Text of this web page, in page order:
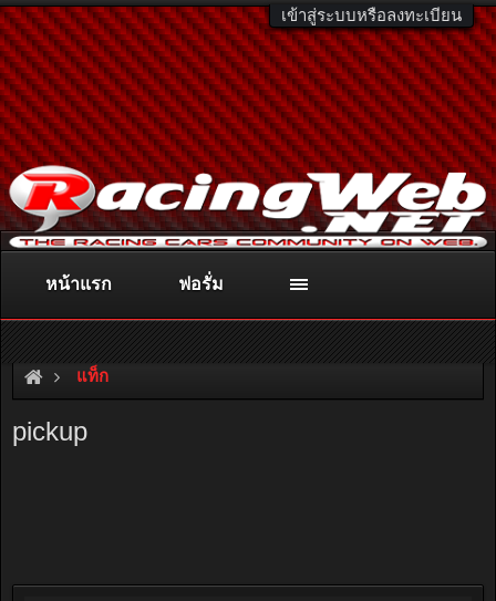
เข้าสู่ระบบหรือลงทะเบียน
ติดต่อลงโฆษณา racingweb@gmail.comหรือโทร. 081-811-1138
หรืออ่านรายละเอียดเพิ่มเติม คลิกที่นี่
แท็ก
pickup
หน้าแรก ฟอรั่ม